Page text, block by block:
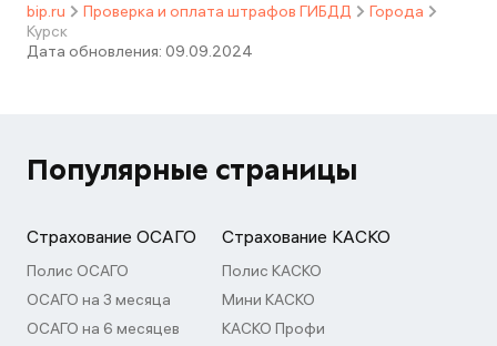
bip.ru Проверка и оплата штрафов ГИБДД
Города
Курск
Дата обновления: 09.09.2024
Популярные страницы
Страхование ОСАГО
Полис ОСАГО
ОСАГО на 3 месяца
ОСАГО на 6 месяцев
Страхование КАСКО
Полис КАСКО
Мини КАСКО
КАСКО Профи